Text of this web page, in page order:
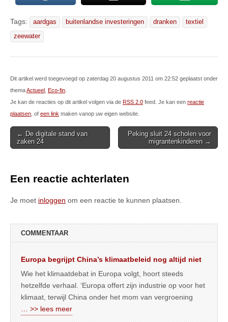
Tags: aardgas buitenlandse investeringen dranken
textiel
zeewater
Dit artikel werd toegevoegd op zaterdag 20 augustus 2011 om 22:52 geplaatst onder
themaActueel Eco-fin
Je kan de reacties op dit artikel volgen via de RSS 2.0 feed. Je kan een reactie
plaatsen , of een link maken vanop uw eigen website.
Post
navigation
← De digitale stand van
zaken 24
Peking sluit 24 scholen voor
migrantenkinderen →
Een reactie achterlaten
Je moet inloggen om een reactie te kunnen plaatsen.
COMMENTAAR
Europa begrijpt China’s klimaatbeleid nog altijd niet
Wie het klimaatdebat in Europa volgt, hoort steeds
hetzelfde verhaal. ‘Europa offert zijn industrie op voor het
klimaat, terwijl China onder het mom van vergroening
… >> lees meer